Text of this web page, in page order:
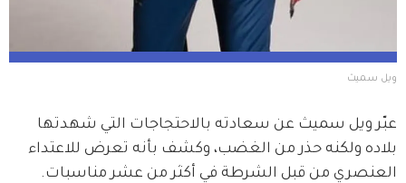
ويل سميث
عبّر ويل سميث عن سعادته بالاحتجاجات التي شهدتها
بلاده ولكنه حذر من الغضب، وكشف بأنه تعرض للاعتداء
العنصري من قبل الشرطة في أكثر من عشر مناسبات.